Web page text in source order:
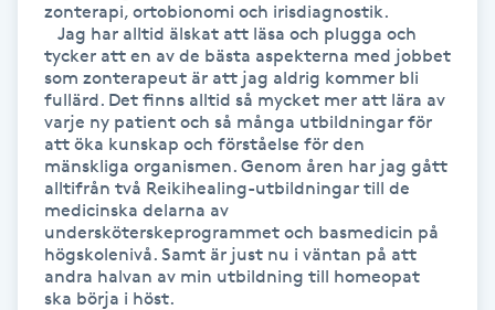
Gellack med förstärkning
Gravidmassage
Gravidyoga
Gruppträning
Gua Sha-massage
zonterapi, ortobionomi och irisdiagnostik.
tycker att en av de bästa aspekterna med jobbet
som zonterapeut är att jag aldrig kommer bli
fullärd. Det finns alltid så mycket mer att lära av
varje ny patient och så många utbildningar för
att öka kunskap och förståelse för den
mänskliga organismen. Genom åren har jag gått
alltifrån två Reikihealing-utbildningar till de
medicinska delarna av
undersköterskeprogrammet och basmedicin på
högskolenivå. Samt är just nu i väntan på att
andra halvan av min utbildning till homeopat
ska börja i höst.